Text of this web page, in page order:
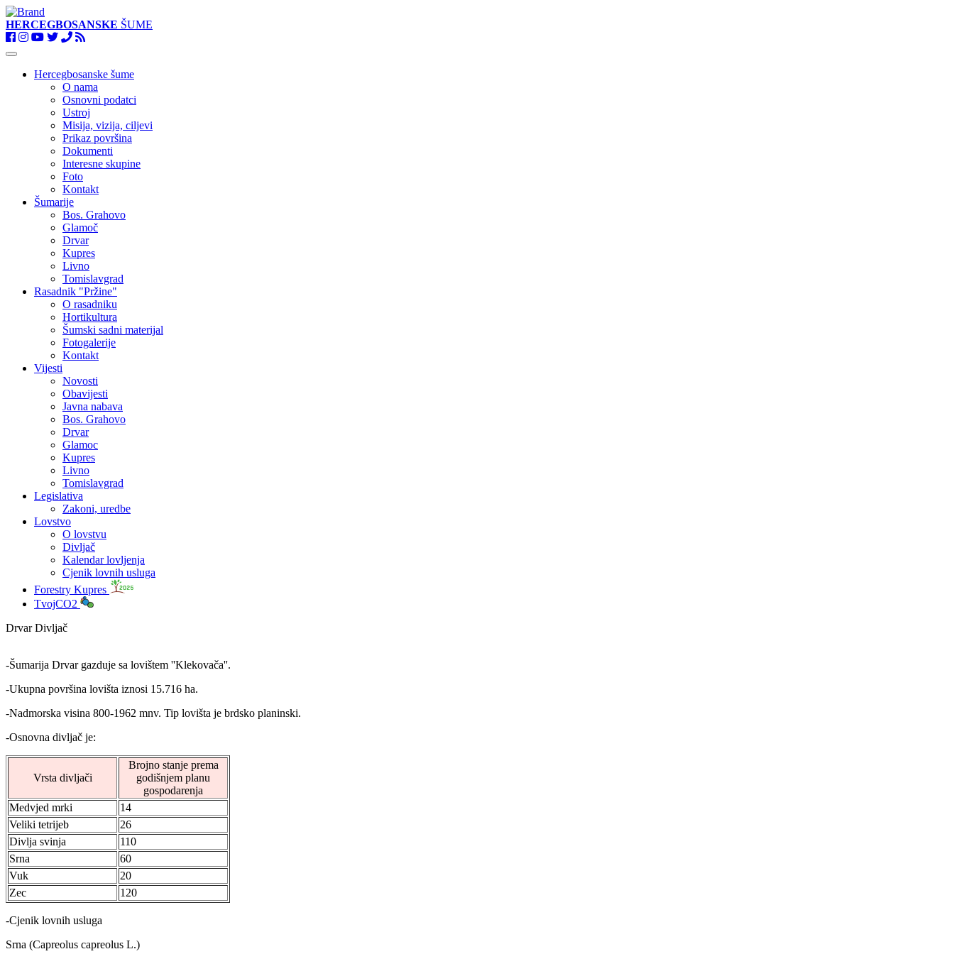
HERCEGBOSANSKE ŠUME
Toggle
navigationHercegbosanske šume
O nama
Osnovni podatci
Ustroj
Misija, vizija, ciljevi
Prikaz površina
Dokumenti
Interesne skupine
Foto
Kontakt
Šumarije
Bos. Grahovo
Glamoč
Drvar
Kupres
Livno
Tomislavgrad
Rasadnik "Pržine"
O rasadniku
Hortikultura
Šumski sadni materijal
Fotogalerije
Kontakt
Vijesti
Novosti
Obavijesti
Javna nabava
Bos. Grahovo
Drvar
Glamoc
Kupres
Livno
Tomislavgrad
Legislativa
Zakoni, uredbe
Lovstvo
O lovstvu
Divljač
Kalendar lovljenja
Cjenik lovnih usluga
Forestry Kupres
TvojCO2
Drvar Divljač
-Šumarija Drvar gazduje sa lovištem ''Klekovača''.
-Ukupna površina lovišta iznosi 15.716 ha.
-Nadmorska visina 800-1962 mnv. Tip lovišta je brdsko planinski.
-Osnovna divljač je:
Vrsta divljači
Brojno stanje prema
godišnjem planu
gospodarenja
Medvjed mrki
14
Veliki tetrijeb
26
Divlja svinja
110
Srna
60
Vuk
20
Zec
120
-Cjenik lovnih usluga
Srna (Capreolus capreolus L.)